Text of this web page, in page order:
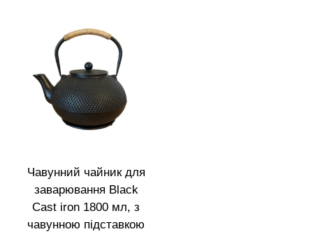
Чавунний чайник для
заварювання Black
Cast iron 1800 мл, з
чавунною підставкою